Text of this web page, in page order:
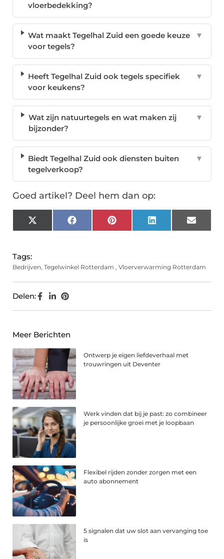
vloerbedekking?
Wat maakt Tegelhal Zuid een goede keuze
voor tegels?
▼
Heeft Tegelhal Zuid ook tegels specifiek
voor keukens?
▼
Wat zijn natuurtegels en wat maken zij
bijzonder?
▼
Biedt Tegelhal Zuid ook diensten buiten
tegelverkoop?
▼
Goed artikel? Deel hem dan op:
X
(Twitter)
FacebookPinterest LinkedIn Email
Tags:
Bedrijven, Tegelwinkel Rotterdam , Vloerverwarming Rotterdam
Delen:
Meer Berichten
Ontwerp je eigen liefdeverhaal met
trouwringen uit Deventer
Werk vinden dat bij je past: zo combineer
je persoonlijke groei met je loopbaan
Flexibel rijden zonder zorgen met een
auto abonnement
5 signalen dat uw slot aan vervanging toe
is